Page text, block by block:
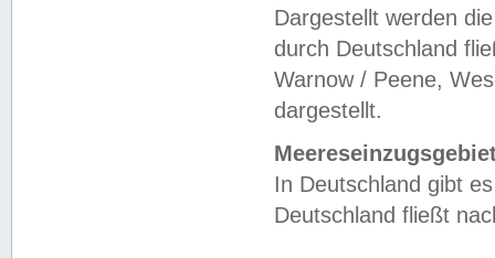
Dargestellt werden
durch Deutschland
Warnow / Peene,
dargestellt.
In Deutschland gibt
Deutschland fließt